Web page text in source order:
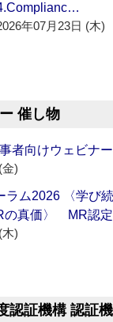
年07月23日 (木)
催し物
者向けウェビナ
)
ラム2026 〈学び
の真価〉 MR認定
)
認証機構 認証